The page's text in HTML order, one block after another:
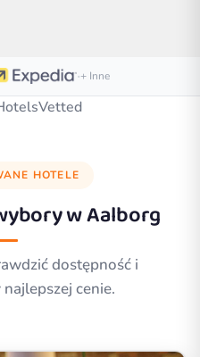
·+ Inne
HOTELE
wAalborg
dostępność i
cenie.